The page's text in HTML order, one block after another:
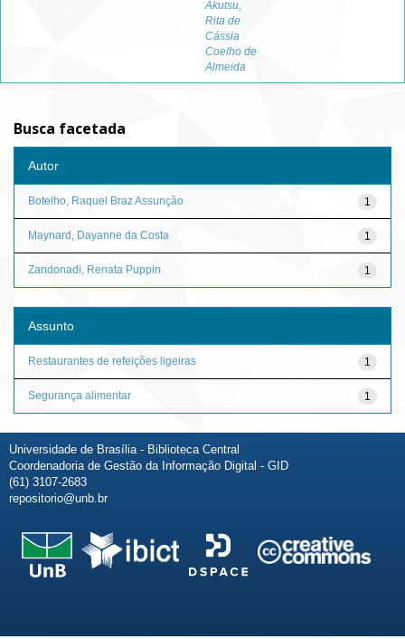
Akutsu,
Rita de
Cássia
Coelho de
Almeida
Busca facetada
Autor
1
Botelho, Raquel Braz Assunção
1
Maynard, Dayanne da Costa
1
Zandonadi, Renata Puppin
Assunto
1
Restaurantes de refeições ligeiras
1
Segurança alimentar
Universidade de Brasília - Biblioteca Central
Coordenadoria de Gestão da Informação Digital - GID
(61) 3107-2683
repositorio@unb.br